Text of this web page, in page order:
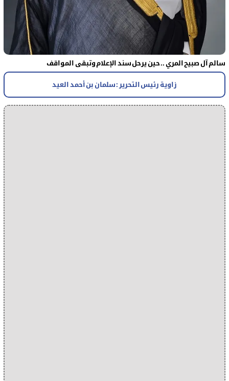
سالم آل صبيح المري .. حين يرحل سند الإعلام وتبقى المواقف
زاوية رئيس التحرير : سلمان بن أحمد العيد